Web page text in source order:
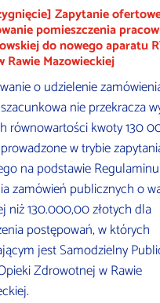
Zapytanie
pomieszczenia
do nowego aparatu
Rawie Mazowieckiej
o udzielenie
nie przekracza
równowartości kwoty 130
w trybie
na podstawie Regulaminu
zamówień publicznych o
niż 130.000,00 złotych dla
postępowań, w których
jest Samodzielny
Zdrowotnej w Rawie